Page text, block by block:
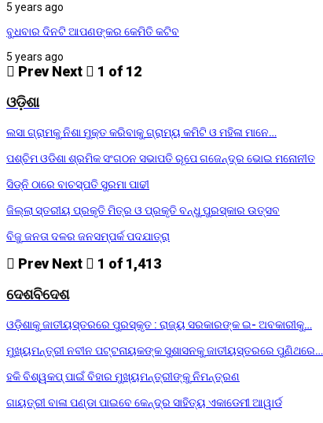
5 years ago
ବୁଧବାର ଦିନଟି ଆପଣଙ୍କର କେମିତି କଟିବ
5 years ago
Prev Next
1 of 12
ଓଡ଼ିଶା
ଲସା ଗ୍ରାମକୁ ନିଶା ମୁକ୍ତ କରିବାକୁ ଗ୍ରାମ୍ୟ କମିଟି ଓ ମହିଳା ମାନେ…
ପଶ୍ଚିମ ଓଡିଶା ଶ୍ରମିକ ସଂଗଠନ ସଭାପତି ରୂପେ ଗଜେନ୍ଦ୍ର ଭୋଇ ମନୋନୀତ
ସିଡ୍‌ନି ଠାରେ ବାଚସ୍ପତି ସୁରମା ପାଢୀ
ଜିଲ୍ଲା ସ୍ତରୀୟ ପ୍ରକୃତି ମିତ୍ର ଓ ପ୍ରକୃତି ବନ୍ଧୁ ପୁରସ୍କାର ଉତ୍ସବ
ବିଜୁ ଜନତା ଦଳର ଜନସମ୍ପର୍କ ପଦଯାତ୍ରା
Prev Next
1 of 1,413
ଦେଶବିଦେଶ
ଓଡ଼ିଶାକୁ ଜାତୀୟସ୍ତରରେ ପୁରସ୍କୃତ : ରାଜ୍ୟ ସରକାରଙ୍କ ଇ- ଅବକାରୀକୁ…
ମୁଖ୍ୟମନ୍ତ୍ରୀ ନବୀନ ପଟ୍ଟନାୟକଙ୍କ ସୁଶାସନକୁ ଜାତୀୟସ୍ତରରେ ପୁଣିଥରେ…
ହକି ବିଶ୍ୱକପ୍ ପାଇଁ ବିହାର ମୁଖ୍ୟମନ୍ତ୍ରୀଙ୍କୁ ନିମନ୍ତ୍ରଣ
ଗାୟତ୍ରୀ ବାଳା ପଣ୍ଡା ପାଇବେ କେନ୍ଦ୍ର ସାହିତ୍ୟ ଏକାଡେମୀ ଆୱାର୍ଡ